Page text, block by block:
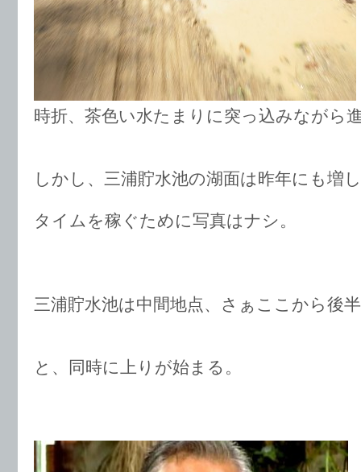
時折、茶色い水たまりに突っ込みながら
しかし、三浦貯水池の湖面は昨年にも増
タイムを稼ぐために写真はナシ。
三浦貯水池は中間地点、さぁここから後
と、同時に上りが始まる。